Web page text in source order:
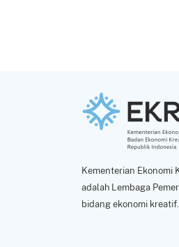
Kementerian Ekonomi
adalah Lembaga
bidang ekonomi kreatif.